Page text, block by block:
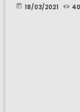
today 18/03/2021 40